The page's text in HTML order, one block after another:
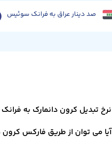
صد دینار عراق به فرانک سوئیس
نرخ تبدیل کرون دانمارک به
آیا می توان از طریق فارکس